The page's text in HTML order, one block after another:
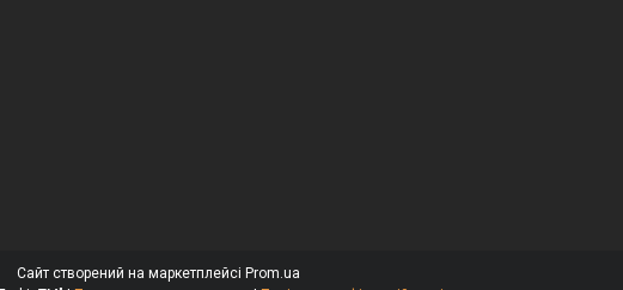
Сайт створений на маркетплейсі Prom.ua